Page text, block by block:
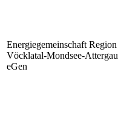
Energiegemeinschaft Region
Vöcklatal-Mondsee-Attergau
eGen